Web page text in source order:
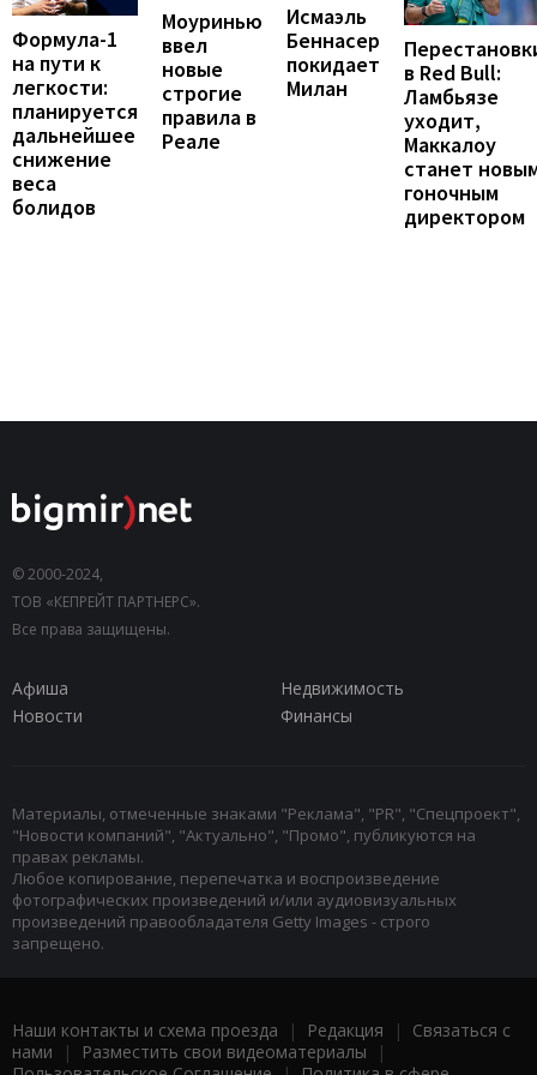
Формула-1
на пути к
легкости:
планируется
дальнейшее
снижение
веса
болидов
Моуринью
ввел
новые
строгие
правила в
Реале
Исмаэль
Беннасер
покидает
Милан
в Red Bull:
Ламбьязе
уходит,
Маккалоу
станет
гоночным
директором
© 2000-2024,
ТОВ «КЕПРЕЙТ ПАРТНЕРС».
Все права защищены.
Афиша
Недвижимость
Новости
Финансы
Материалы, отмеченные знаками "Реклама", "PR", "Спецпроект",
"Новости компаний", "Актуально", "Промо", публикуются на
правах рекламы.
Любое копирование, перепечатка и воспроизведение
фотографических произведений и/или аудиовизуальных
произведений правообладателя Getty Images - строго
запрещено.
Наши контакты и схема проезда | Редакция | Связаться с
нами | Разместить свои видеоматериалы |